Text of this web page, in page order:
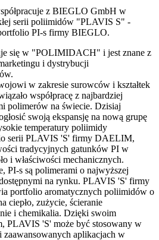
z BIEGLO GmbH w
serii poliimidów "PLAVIS S" -
PI-s firmy BIEGLO.
się w "POLIMIDACH" i jest znane z
i dystrybucji
w zakresie surowców i kształtek
współpracę z najbardziej
polimerów na świecie. Dzisiaj
swoją ekspansję na nową grupę
temperatury poliimidy
serii PLAVIS 'S' firmy DAELIM,
tradycyjnych gatunków PI w
i właściwości mechanicznych.
PI-s są polimerami o najwyższej
na rynku. PLAVIS 'S' firmy
portfolio aromatycznych poliimidów o
ciepło, zużycie, ścieranie
i chemikalia. Dzięki swoim
PLAVIS 'S' może być stosowany w
aplikacjach w